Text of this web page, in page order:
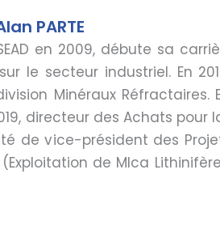
PARTE
en 2009, débute sa
le secteur industriel. En
Minéraux Réfractaires.
directeur des Achats pour
de vice-président des
de MIca